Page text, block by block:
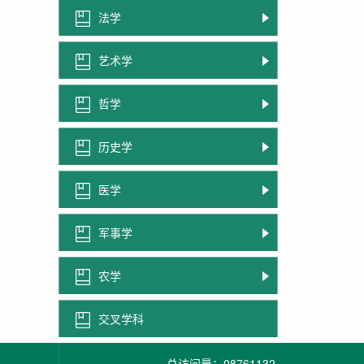
法学
艺术学
哲学
历史学
医学
军事学
农学
交叉学科